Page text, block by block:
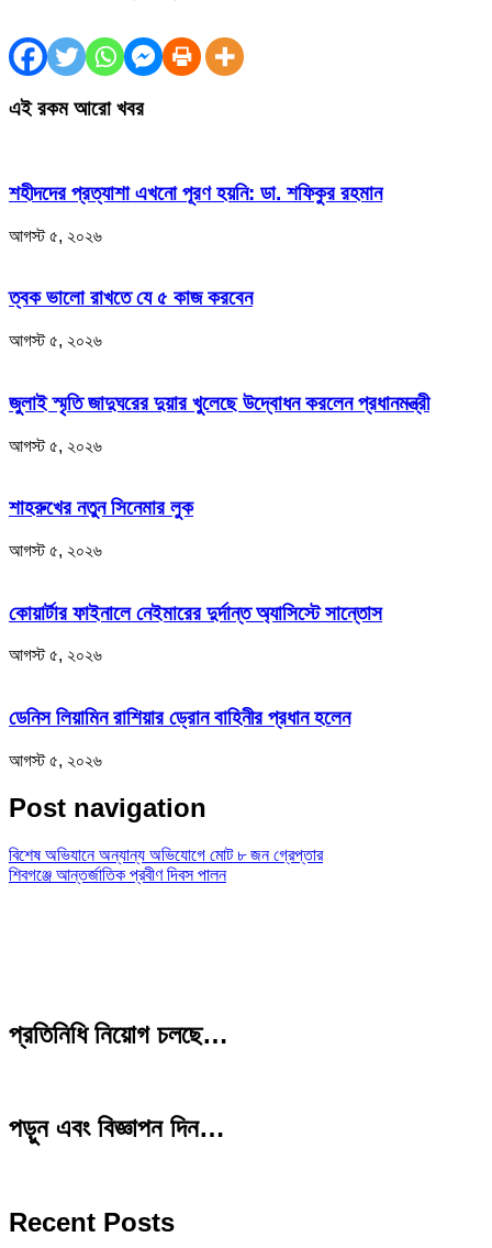
এই রকম আরো খবর
শহীদদের প্রত্যাশা এখনো পূরণ হয়নি: ডা. শফিকুর রহমান
আগস্ট ৫, ২০২৬
ত্বক ভালো রাখতে যে ৫ কাজ করবেন
আগস্ট ৫, ২০২৬
জুলাই স্মৃতি জাদুঘরের দুয়ার খুলেছে উদ্বোধন করলেন প্রধানমন্ত্রী
আগস্ট ৫, ২০২৬
শাহরুখের নতুন সিনেমার লুক
আগস্ট ৫, ২০২৬
কোয়ার্টার ফাইনালে নেইমারের দুর্দান্ত অ্যাসিস্টে সান্তোস
আগস্ট ৫, ২০২৬
ডেনিস লিয়ামিন রাশিয়ার ড্রোন বাহিনীর প্রধান হলেন
আগস্ট ৫, ২০২৬
Post navigation
বিশেষ অভিযানে অন্যান্য অভিযোগে মোট ৮ জন গ্রেপ্তার
শিবগঞ্জে আন্তর্জাতিক প্রবীণ দিবস পালন
প্রতিনিধি নিয়োগ চলছে…
পড়ুন এবং বিজ্ঞাপন দিন…
Recent Posts